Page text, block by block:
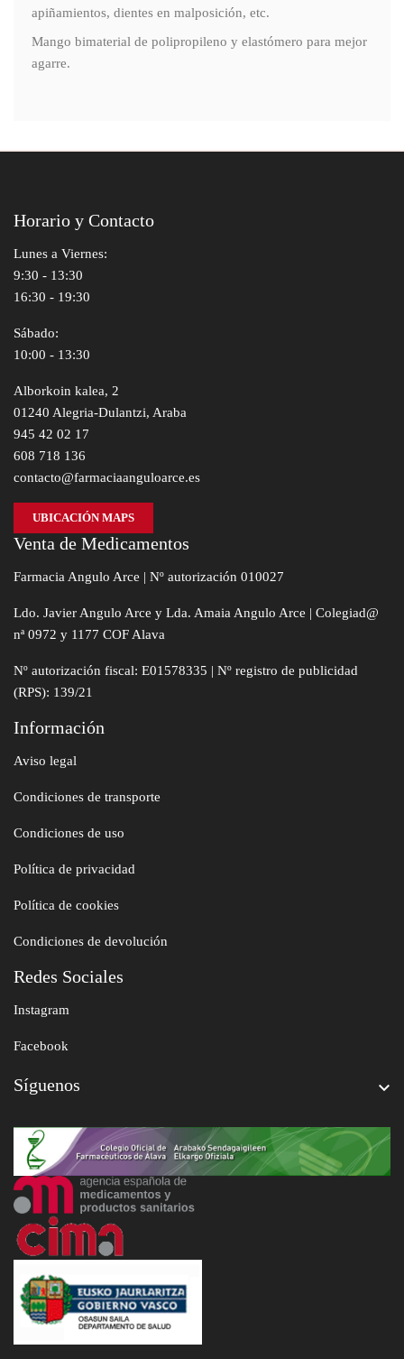
apiñamientos, dientes en malposición, etc.
Mango bimaterial de polipropileno y elastómero para mejor
agarre.
Horario y Contacto
Lunes a Viernes:
9:30 - 13:30
16:30 - 19:30
Sábado:
10:00 - 13:30
Alborkoin kalea, 2
01240 Alegria-Dulantzi, Araba
945 42 02 17
608 718 136
contacto@farmaciaanguloarce.es
UBICACIÓN MAPS
Venta de Medicamentos
Farmacia Angulo Arce | Nº autorización 010027
Ldo. Javier Angulo Arce y Lda. Amaia Angulo Arce | Colegiad@
nª 0972 y 1177 COF Alava
Nº autorización fiscal: E01578335 | Nº registro de publicidad
(RPS): 139/21
Información
Aviso legal
Condiciones de transporte
Condiciones de uso
Política de privacidad
Política de cookies
Condiciones de devolución
Redes Sociales
Instagram
Facebook
Síguenos 